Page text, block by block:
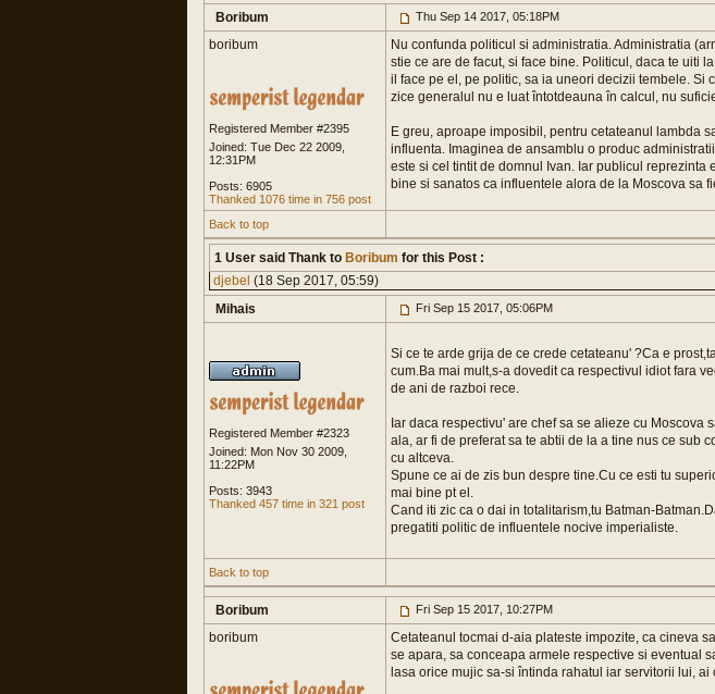
Boribum Thu Sep 14 2017, 05:18PM
boribum
Registered Member #2395
Joined: Tue Dec 22 2009,
12:31PM
Posts: 6905
Thanked 1076 time in 756 post
Nu confunda politicul si administratia. Administratia
stie ce are de facut, si face bine. Politicul, daca te uiti
il face pe el, pe politic, sa ia uneori decizii tembele. Si
zice generalul nu e luat întotdeauna în calcul, nu
E greu, aproape imposibil, pentru cetateanul lambda
influenta. Imaginea de ansamblu o produc
este si cel tintit de domnul Ivan. Iar publicul
bine si sanatos ca influentele alora de la Moscova sa
Back to top
1 User said Thank to Boribum for this Post :
djebel (18 Sep 2017, 05:59)
Mihais
Fri Sep 15 2017, 05:06PM
Registered Member #2323
Joined: Mon Nov 30 2009,
11:22PM
Posts: 3943
Thanked 457 time in 321 post
Si ce te arde grija de ce crede cetateanu' ?Ca e
cum.Ba mai mult,s-a dovedit ca respectivul idiot fara
de ani de razboi rece.
Iar daca respectivu' are chef sa se alieze cu
ala, ar fi de preferat sa te abtii de la a tine nus ce sub
cu altceva.
Spune ce ai de zis bun despre tine.Cu ce esti tu
mai bine pt el.
Cand iti zic ca o dai in totalitarism,tu Batman-
pregatiti politic de influentele nocive imperialiste.
Back to top
Boribum Fri Sep 15 2017, 10:27PM
boribum
Cetateanul tocmai d-aia plateste impozite, ca cineva
se apara, sa conceapa armele respective si eventual
lasa orice mujic sa-si întinda rahatul iar servitorii lui,